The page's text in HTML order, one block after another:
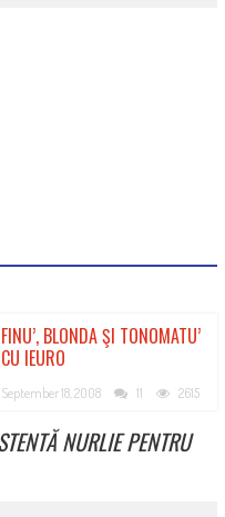
FINU’, BLONDA ŞI TONOMATU’
CU IEURO
September 18, 2008 11 2615
NURLIE PENTRU